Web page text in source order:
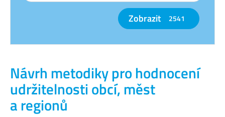
Návrh metodiky pro hodnocení
udržitelnosti obcí, měst
a regionů
Zobrazit 2541